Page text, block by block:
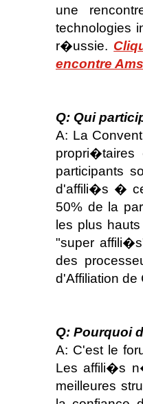
une
technologies
r�ussie.
encontre
Q: Qui
A: La
participants
d'affili�s �
50% de la
les plus
"super
des
d'Affiliation de
Q: Pourquoi
A: C'est le
Les affili�s
meilleures